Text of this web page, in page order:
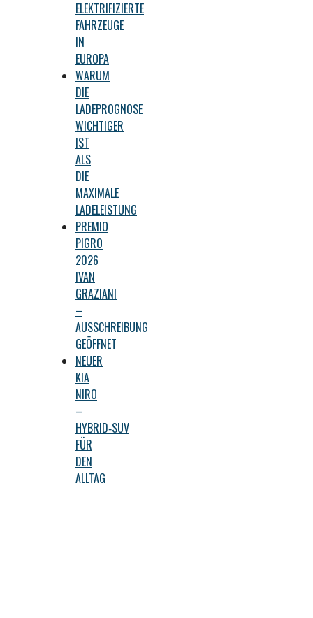
ELEKTRIFIZIERTE
FAHRZEUGE
IN
EUROPA
WARUM
DIE
LADEPROGNOSE
WICHTIGER
IST
ALS
DIE
MAXIMALE
LADELEISTUNG
PREMIO
PIGRO
2026
IVAN
GRAZIANI
–
AUSSCHREIBUNG
GEÖFFNET
NEUER
KIA
NIRO
–
HYBRID‑SUV
FÜR
DEN
ALLTAG